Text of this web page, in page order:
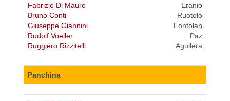
Fabrizio Di Mauro
Bruno Conti
Giuseppe Giannini
Rudolf Voeller
Ruggiero Rizzitelli
Eranio
Ruotolo
Fontolan
Paz
Aguilera
Panchina